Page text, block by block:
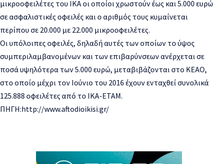
μικροοφειλέτες του ΙΚΑ οι οποίοι χρωστούν έως και 5.000 ευρώ
σε ασφαλιστικές οφειλές και ο αριθμός τους κυμαίνεται
περίπου σε 20.000 με 22.000 μικροοφειλέτες.
Οι υπόλοιπες οφειλές, δηλαδή αυτές των οποίων το ύψος
συμπεριλαμβανομένων και των επιβαρύνσεων ανέρχεται σε
ποσά υψηλότερα των 5.000 ευρώ, μεταβιβάζονται στο ΚΕΑΟ,
στο οποίο μέχρι τον Ιούνιο του 2016 έχουν ενταχθεί συνολικά
125.888 οφειλέτες από το ΙΚΑ-ΕΤΑΜ.
ΠΗΓΗ:http://www.aftodioikisi.gr/